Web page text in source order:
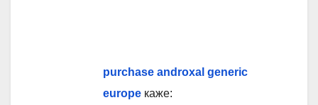
purchase androxal generic
europe каже: